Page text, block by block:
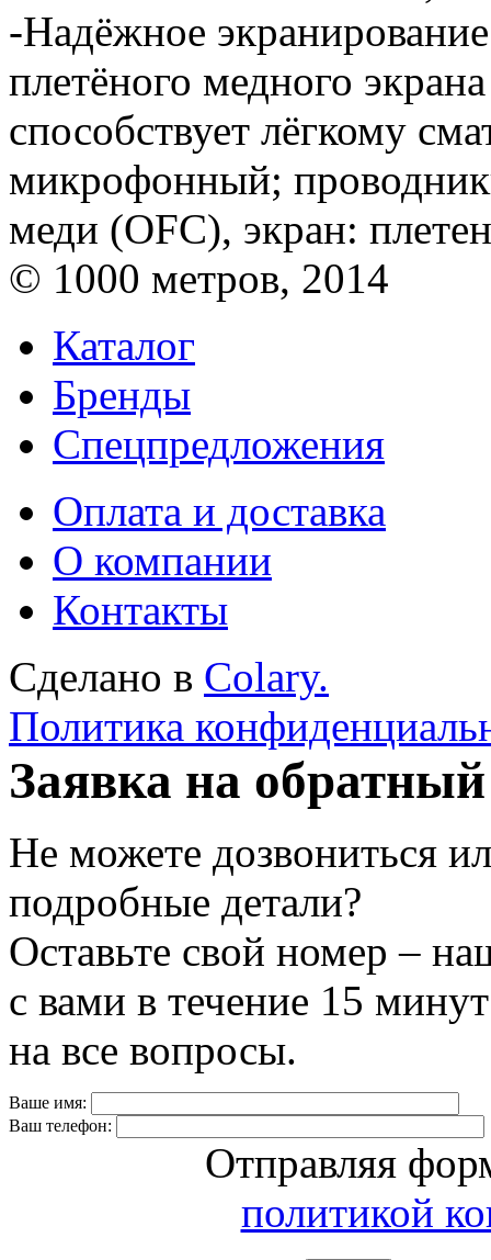
-Надёжное
плетёного медного
способствует лёгкому
микрофонный;
меди (OFC), экран:
© 1000 метров, 2014
Каталог
Бренды
Спецпредложения
Оплата и доставка
О компании
Контакты
Сделано в Colary.
Политика
Заявка на
Не можете дозвониться
подробные детали?
Оставьте свой номер –
с вами в течение 15
на все вопросы.
Ваше имя:
Ваш телефон:
Отправляя
политикой